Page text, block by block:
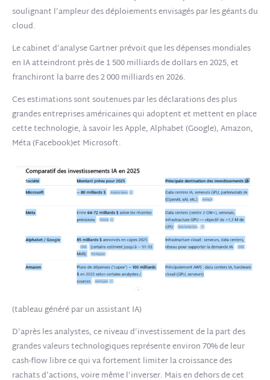
soulignant l’ampleur des déploiements envisagés par les géants du
cloud.
Le cabinet d’analyse Gartner prévoit que les dépenses mondiales
en IA atteindront près de 1 500 milliards de dollars en 2025, et
franchiront la barre des 2 000 milliards en 2026.
Ces estimations sont soutenues par les déclarations des plus
grandes entreprises américaines qui adoptent et mettent en place
cette technologie, à savoir les Apple, Alphabet (Google), Amazon,
Méta (Facebook)et Microsoft.
(tableau généré par un assistant IA)
D’après les analystes, ce niveau d’investissement de la part des
grandes valeurs technologiques représente environ 70% de leur
cash-flow libre ce qui va fortement limiter la croissance des
rachats d’actions, voire même l’inverser. Mais en dehors de cet